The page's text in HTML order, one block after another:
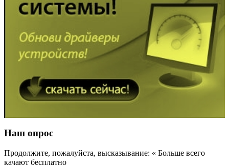
Наш опрос
Продолжите, пожалуйста, высказывание: « Больше всего
качают бесплатно